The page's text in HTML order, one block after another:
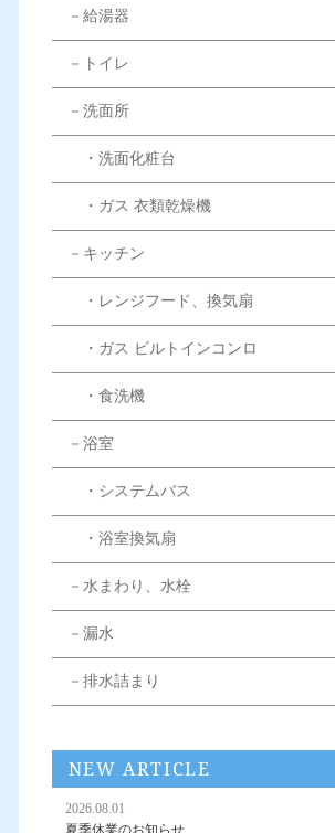
－給湯器
－トイレ
－洗面所
・洗面化粧台
・ガス 衣類乾燥機
－キッチン
・レンジフード、換気扇
・ガス ビルトインコンロ
・食洗機
－浴室
・システムバス
・浴室換気扇
－水まわり、水栓
－漏水
－排水詰まり
NEW ARTICLE
2026.08.01
夏季休業のお知らせ